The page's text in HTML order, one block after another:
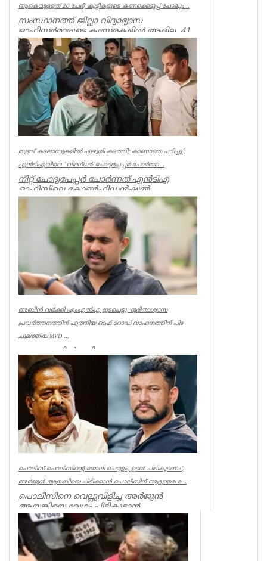
ആകെയുള്ളത് 20 പേര്‍; കുട്ടികളുടെ കണക്കെടുപ്പ് പോലും...
സംസ്ഥാനത്ത് ജില്ലാ വിദ്യാഭ്യാസ
ഓഫീസര്‍മാരുടെ കസേരകളില്‍ ആളില്ല. 41
ഡിഇഒമാരില്‍ നിലവില്‍ ഉള്ളത് 20 പ...
Kerala
തുണ്ട് കടലാസുകളില്‍ എഴുതി കടത്തി; കാണാതെ പഠിച്ചു’;
എന്‍ടിഎയിലെ ‘ വിദഗ്ധര്‍’ ചോദ്യപ്പേപ്പര്‍ ചോര്‍ത്ത...
നീറ്റ് ചോദ്യപേപ്പര്‍ ചോര്‍ന്നത് എന്‍ടിഎ
ഓഫീസിലെ കോണ്‍ഫിഡന്‍ഷ്യല്‍
സെക്ഷനില്‍ നിന്ന് എന്ന് സിബിഐ. എന...
Kerala
അബിൻ വർക്കി എംഎൽഎ ഇടപെട്ടു, ദുരിതാശ്വാസ
പ്രവർത്തനത്തിന് എത്തിയ ഓഫ് റോഡ് വാഹനത്തിന് പിഴ
ചുമത്തിയ MVD ...
ആറന്മുളയിൽ ദുരിതാശ്വാസ
പ്രവർത്തനത്തിന് എത്തിയ ഓഫ് റോഡ്
വാഹനത്തിന് മോട്ടോർ വെഹിക്കിൾ
ഇൻസ്പെക്ടർ പിഴ ...
Kerala
പൊലീസ് പൊലീസിന്റെ ജോലി ചെയ്യും, ഉടന്‍ പിടികൂടണം’;
അര്‍ജുന്‍ ആയങ്കിയെ പിടിക്കാന്‍ പൊലീസിന് ആഭ്യന്തര മ...
പൊലീസിനെ വെല്ലുവിളിച്ച അര്‍ജുന്‍
ആയങ്കിയെ വേഗം പിടികൂടാന്‍
ആഭ്യന്തരമന്ത്രി രമേശ് ചെന്നിത്തലയുടെ
നിര...
Kerala